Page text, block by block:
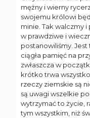
mężny i wierny
swojemu królowi
minie. Tak walczmy
w prawdziwe i
postanowiliśmy.
ciągła pamięć na
zwłaszcza w
krótko trwa
rzeczy ziemskie są
są uwagi wszelkie
wytrzymać to życie,
tym wszystkim, niż